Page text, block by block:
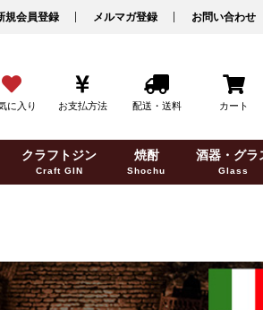
規会員登録 メルマガ登録 お問い合わせ
に入り お支払方法 配送・送料 カート
クラフトジン
Craft GIN
焼酎
Shochu
酒器・グラ
Glass